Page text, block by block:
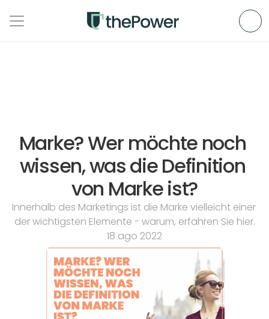
Marke? Wer möchte noch
wissen, was die Definition
von Marke ist?
Innerhalb des Marketings ist die Marke vielleicht einer
der wichtigsten Elemente - warum, erfahren Sie hier.
18 ago 2022